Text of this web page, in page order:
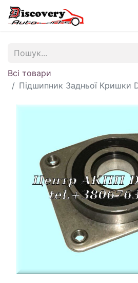
Всі товари
Підшипник Задньої Кришки